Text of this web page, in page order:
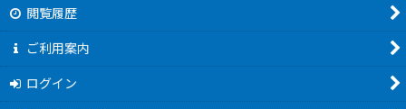
閲覧履歴
ご利用案内
ログイン